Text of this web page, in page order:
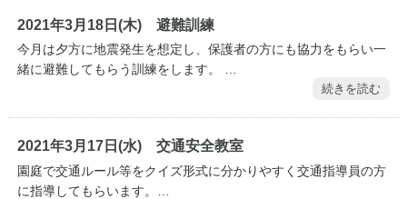
2021年3月18日(木) 避難訓練
今月は夕方に地震発生を想定し、保護者の方にも協力をもらい一
緒に避難してもらう訓練をします。 …
続きを読む
2021年3月17日(水) 交通安全教室
園庭で交通ルール等をクイズ形式に分かりやすく交通指導員の方
に指導してもらいます。…